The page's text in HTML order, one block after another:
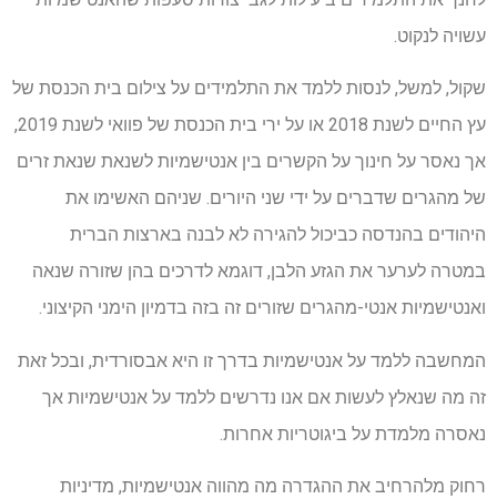
עשויה לנקוט.
שקול, למשל, לנסות ללמד את התלמידים על צילום בית הכנסת של
עץ החיים לשנת 2018 או על ירי בית הכנסת של פוואי לשנת 2019,
אך נאסר על חינוך על הקשרים בין אנטישמיות לשנאת שנאת זרים
של מהגרים שדברים על ידי שני היורים. שניהם האשימו את
היהודים בהנדסה כביכול להגירה לא לבנה בארצות הברית
במטרה לערער את הגזע הלבן, דוגמא לדרכים בהן שזורה שנאה
ואנטישמיות אנטי-מהגרים שזורים זה בזה בדמיון הימני הקיצוני.
המחשבה ללמד על אנטישמיות בדרך זו היא אבסורדית, ובכל זאת
זה מה שנאלץ לעשות אם אנו נדרשים ללמד על אנטישמיות אך
נאסרה מלמדת על ביגוטריות אחרות.
רחוק מלהרחיב את ההגדרה מה מהווה אנטישמיות, מדיניות